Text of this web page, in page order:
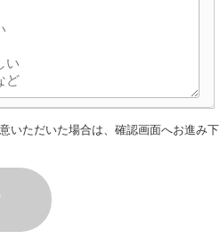
いただいた場合は、確認画面へお進み下